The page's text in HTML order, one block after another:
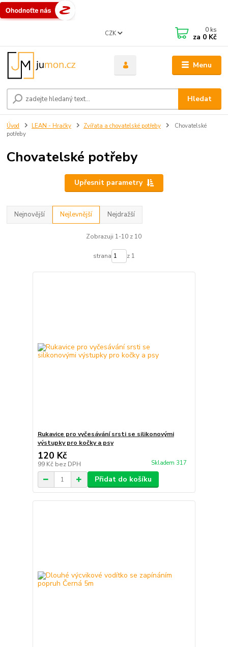
Menu
CZK
Hledat
0 ks
za 0 Kč
Úvod LEAN - Hračky Zvířata a chovatelské potřeby
Chovatelské
potřeby
Chovatelské potřeby
Upřesnit parametry
Nejnovější Nejlevnější Nejdražší
Zobrazuji 1-10 z 10
strana z 1
Rukavice pro vyčesávání srsti se silikonovými
výstupky pro kočky a psy
120 Kč
99 Kč bez DPH Skladem 317
Přidat do košíku